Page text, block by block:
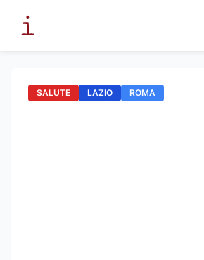
SALUTE LAZIO ROMA